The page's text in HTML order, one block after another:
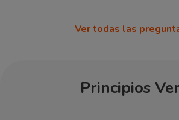
Ver todas las
Principios